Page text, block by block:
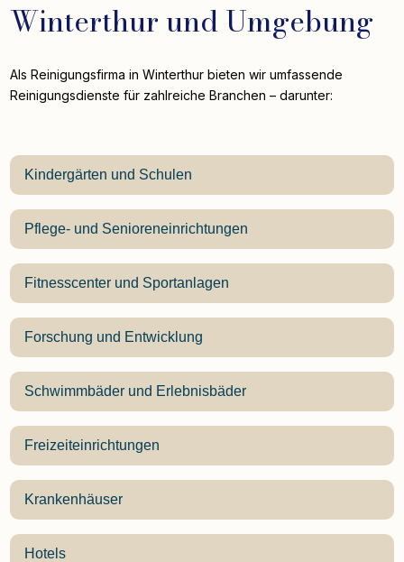
Winterthur und Umgebung
Als Reinigungsfirma in Winterthur bieten wir umfassende
Reinigungsdienste für zahlreiche Branchen – darunter:
Kindergärten und Schulen
Pflege- und Senioreneinrichtungen
Fitnesscenter und Sportanlagen
Forschung und Entwicklung
Schwimmbäder und Erlebnisbäder
Freizeiteinrichtungen
Krankenhäuser
Hotels